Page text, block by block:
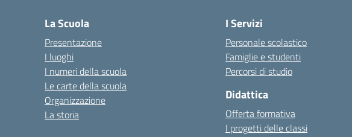
La Scuola
Presentazione
I luoghi
I numeri della scuola
Le carte della scuola
Organizzazione
La storia
I Servizi
Personale scolastico
Famiglie e studenti
Percorsi di studio
Didattica
Offerta formativa
I progetti delle classi